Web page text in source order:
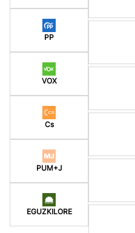
PP
VOX
Cs
PUM+J
EGUZKILORE